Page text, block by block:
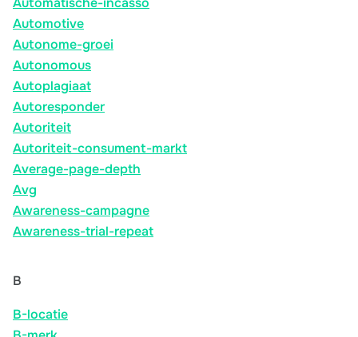
Automotive
Autonome-groei
Autonomous
Autoplagiaat
Autoresponder
Autoriteit
Autoriteit-consument-markt
Average-page-depth
Avg
Awareness-campagne
Awareness-trial-repeat
B
B-locatie